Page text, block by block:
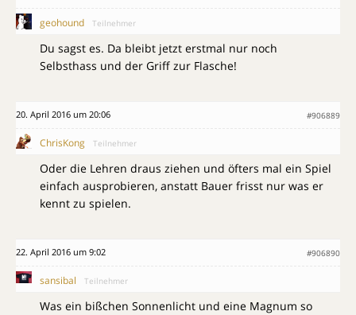
geohound Teilnehmer
Du sagst es. Da bleibt jetzt erstmal nur noch
Selbsthass und der Griff zur Flasche!
20. April 2016 um 20:06 #906889
ChrisKong Teilnehmer
Oder die Lehren draus ziehen und öfters mal ein Spiel
einfach ausprobieren, anstatt Bauer frisst nur was er
kennt zu spielen.
22. April 2016 um 9:02 #906890
sansibal Teilnehmer
Was ein bißchen Sonnenlicht und eine Magnum so